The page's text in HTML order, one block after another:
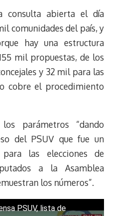
consulta abierta el día
comunidades del país, y
hay una estructura
mil propuestas, de los
y 32 mil para las
cobre el procedimiento
parámetros “dando
del PSUV que fue un
las elecciones de
a la Asamblea
los números”.
PSUV, lista de